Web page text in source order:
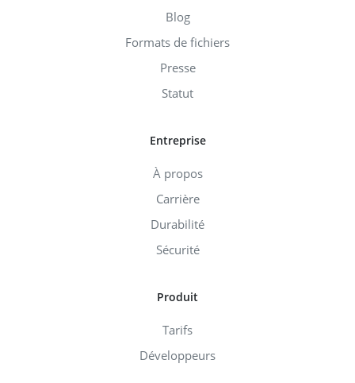
Blog
Formats de fichiers
Presse
Statut
Entreprise
À propos
Carrière
Durabilité
Sécurité
Produit
Tarifs
Développeurs